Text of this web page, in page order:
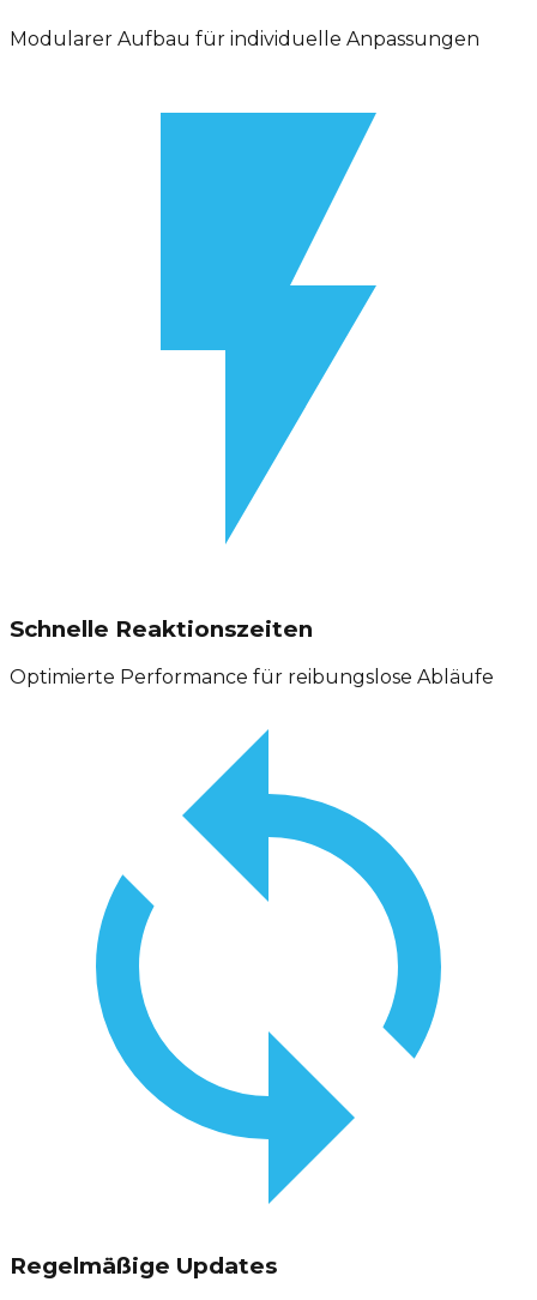
Modularer Aufbau für individuelle Anpassungen
Schnelle Reaktionszeiten
Optimierte Performance für reibungslose Abläufe
Regelmäßige Updates